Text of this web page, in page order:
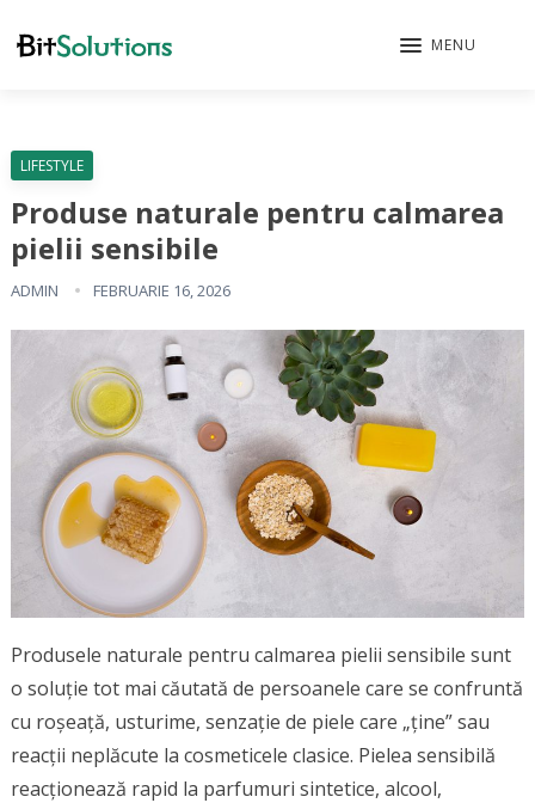
MENU
LIFESTYLE
Produse naturale pentru calmarea
pielii sensibile
ADMIN FEBRUARIE 16, 2026
Produsele naturale pentru calmarea pielii sensibile sunt
o soluție tot mai căutată de persoanele care se confruntă
cu roșeață, usturime, senzație de piele care „ține” sau
reacții neplăcute la cosmeticele clasice. Pielea sensibilă
reacționează rapid la parfumuri sintetice, alcool,